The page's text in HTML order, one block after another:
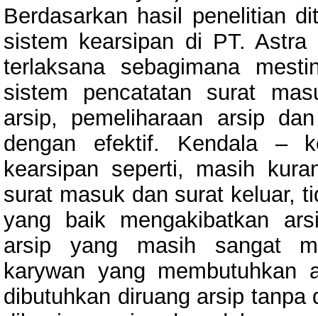
Berdasarkan hasil penelitian
sistem kearsipan di PT. Astra
terlaksana sebagimana
sistem pencatatan surat
arsip, pemeliharaan arsip
dengan efektif. Kendala –
kearsipan seperti, masih
surat masuk dan surat keluar,
yang baik mengakibatkan
arsip yang masih sangat
karywan yang membutuhkan
dibutuhkan diruang arsip tanpa